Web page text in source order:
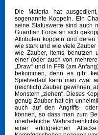
Die Materia hat
sogenannte Koppeln. Ein
seine Statuswerte sind auch
Guardian Force an sich
Attributen koppeln und
wie stark und wie viele
wie Zauber, Items benutzen
einer (oder auch von
„Draw“ und in FF8 (am
bekommen, denn es gibt
Spielverlauf kann man zwar
(reichlich) Zauber gewinnen,
Monstern „ziehen“. Dieses
genug Zauber hat ein
auch auf den Angriffs- oder
können, so dass man zum
unerhebliche
einer erfolgreichen